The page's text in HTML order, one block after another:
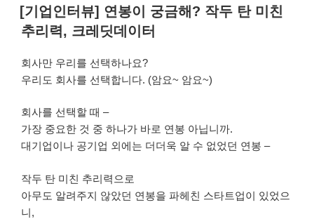
성
일
자
[기업인터뷰] 연봉이 궁금해? 작두 탄 미친
추리력, 크레딧데이터
회사만 우리를 선택하나요?
우리도 회사를 선택합니다. (암요~ 암요~)
회사를 선택할 때 –
가장 중요한 것 중 하나가 바로 연봉 아닙니까.
대기업이나 공기업 외에는 더더욱 알 수 없었던 연봉 –
작두 탄 미친 추리력으로
아무도 알려주지 않았던 연봉을 파헤친 스타트업이 있었으
니,